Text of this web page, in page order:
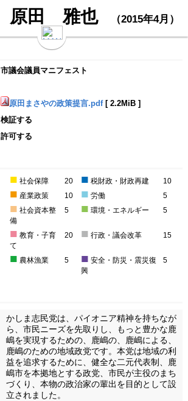
原田 雅也 （2015年4月）
市議会議員マニフェスト
原田まさやの政策提言.pdf[ 2.2MiB]
検証する
許可する
■ 社会保障 20 ■ 税財政・財政再建 10
■ 産業政策 10 ■ 労働 5
■ 社会資本整
備
5 ■ 環境・エネルギー 5
■ 教育・子育
て
20 ■ 行政・議会改革 15
■ 農林漁業 5 ■ 安全・防災・震災復
興
5
かしま志民党は、パイオニア精神を持ちなが
ら、市民ニーズを先取りし、もっと豊かな鹿
嶋を実現するための、鹿嶋の、鹿嶋による、
鹿嶋のための地域政党です。本党は地域の利
益を追求するために、健全な二元代表制、鹿
嶋市を本拠地とする政党、市民が主役のまち
づくり、本物の政治家の輩出を目的として設
立されました。